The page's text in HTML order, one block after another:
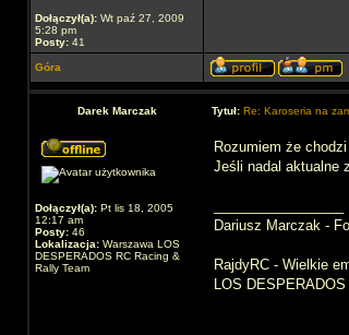
Dołączył(a): Wt paź 27, 2009
5:28 pm
Posty: 41
Góra
Darek Marczak Tytuł: Re: Karoseria na
Dołączył(a): Pt lis 18, 2005
12:17 am
Posty: 46
Lokalizacja: Warszawa LOS
DESPERADOS RC Racing &
Rally Team
Rozumiem że
Jeśli nadal aktualne
Dariusz Marczak -
RajdyRC - Wielkie
LOS